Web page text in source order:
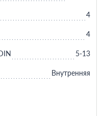
4
4
5-13
Внутренняя